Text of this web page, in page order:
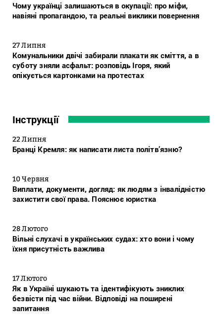
Чому українці залишаються в окупації: про міфи,
навіяні пропагандою, та реальні виклики повернення
27 Липня
Комунальники двічі забирали плакати як сміття, а в
суботу зняли асфальт: розповідь Ігоря, який
опікується картонками на протестах
Інструкції
22 Липня
Бранці Кремля: як написати листа політв’язню?
10 Червня
Виплати, документи, догляд: як людям з інвалідністю
захистити свої права. Пояснює юристка
28 Лютого
Вільні слухачі в українських судах: хто вони і чому
їхня присутність важлива
17 Лютого
Як в Україні шукають та ідентифікують зниклих
безвісти під час війни. Відповіді на поширені
запитання